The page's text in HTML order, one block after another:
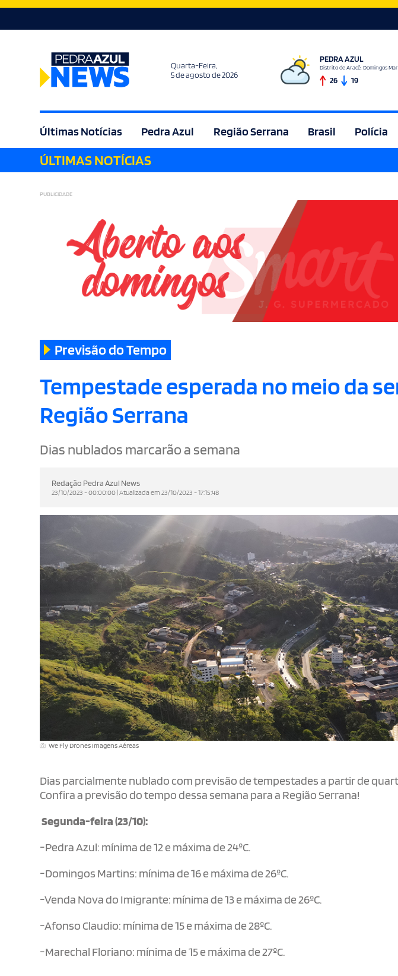
Quarta-Feira,
5 de agosto de 2026
PEDRA AZUL
Distrito de Aracê, Domingos
26 19
Últimas Notícias Pedra Azul Região Serrana Brasil Polícia
Agricultura
ÚLTIMAS NOTÍCIAS
PUBLICIDADE
Previsão do Tempo
Tempestade esperada no meio da
Região Serrana
Dias nublados marcarão a semana
Redação Pedra Azul News
23/10/2023 - 00:00:00 | Atualizada em 23/10/2023 - 17:15:48
We Fly Drones Imagens Aéreas
Dias parcialmente nublado com previsão de tempestades a partir de
Confira a previsão do tempo dessa semana para a Região Serrana!
Segunda-feira (23/10):
-Pedra Azul: mínima de 12 e máxima de 24ºC.
-Domingos Martins: mínima de 16 e máxima de 26ºC.
-Venda Nova do Imigrante: mínima de 13 e máxima de 26ºC.
-Afonso Claudio: mínima de 15 e máxima de 28ºC.
-Marechal Floriano: mínima de 15 e máxima de 27ºC.